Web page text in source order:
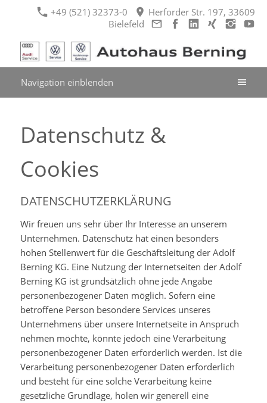
+49 (521) 32373-0
Herforder Str. 197, 33609
Bielefeld
Navigation einblenden
Datenschutz &
Cookies
DATENSCHUTZERKLÄRUNG
Wir freuen uns sehr über Ihr Interesse an unserem
Unternehmen. Datenschutz hat einen besonders
hohen Stellenwert für die Geschäftsleitung der Adolf
Berning KG. Eine Nutzung der Internetseiten der Adolf
Berning KG ist grundsätzlich ohne jede Angabe
personenbezogener Daten möglich. Sofern eine
betroffene Person besondere Services unseres
Unternehmens über unsere Internetseite in Anspruch
nehmen möchte, könnte jedoch eine Verarbeitung
personenbezogener Daten erforderlich werden. Ist die
Verarbeitung personenbezogener Daten erforderlich
und besteht für eine solche Verarbeitung keine
gesetzliche Grundlage, holen wir generell eine